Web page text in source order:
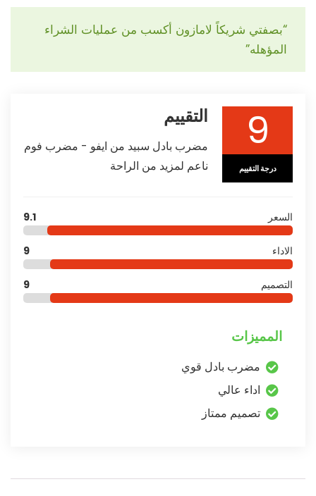
“بصفتي شريكاً لامازون أكسب من عمليات الشراء
المؤهله”
9
درجة التقييم
التقييم
مضرب بادل سبيد من ايفو - مضرب فوم
ناعم لمزيد من الراحة
السعر 9.1
الاداء 9
التصميم 9
المميزات
مضرب بادل قوي
اداء عالي
تصميم ممتاز